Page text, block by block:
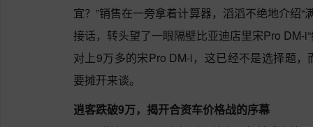
宜？”销售在一旁拿着计算器，滔滔不绝地介绍“
接话，转头望了一眼隔壁比亚迪店里宋Pro DM-
对上9万多的宋Pro DM-i，这已经不是选择题
要摊开来谈。
逍客跌破9万，揭开合资车价格战的序幕